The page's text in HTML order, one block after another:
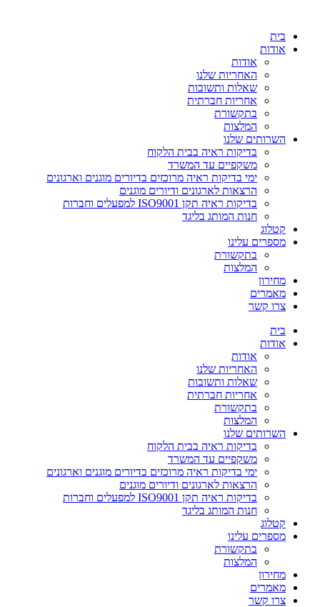
בית
אודות
אודות
האחריות שלנו
שאלות ותשובות
אחריות חברתית
בתקשורת
המלצות
השרותים שלנו
בדיקות ראיה בבית הלקוח
משקפיים עד המשרד
ימי בדיקות ראיה מרוכזים בדיורים מוגנים וארגונים
הרצאות לארגונים ודיורים מוגנים
בדיקות ראיה תקן ISO9001 למפעלים וחברות
חנות המותג בליגד
קטלוג
מספרים עלינו
בתקשורת
המלצות
מחירון
מאמרים
צרו קשר
בית
אודות
אודות
האחריות שלנו
שאלות ותשובות
אחריות חברתית
בתקשורת
המלצות
השרותים שלנו
בדיקות ראיה בבית הלקוח
משקפיים עד המשרד
ימי בדיקות ראיה מרוכזים בדיורים מוגנים וארגונים
הרצאות לארגונים ודיורים מוגנים
בדיקות ראיה תקן ISO9001 למפעלים וחברות
חנות המותג בליגד
קטלוג
מספרים עלינו
בתקשורת
המלצות
מחירון
מאמרים
צרו קשר